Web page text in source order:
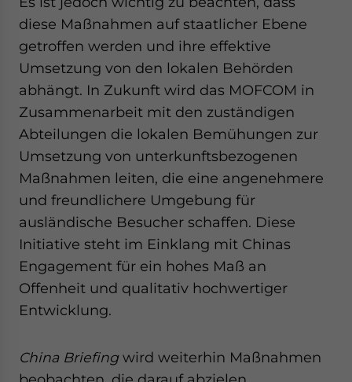
diese Maßnahmen auf staatlicher Ebene
getroffen werden und ihre effektive
Umsetzung von den lokalen Behörden
abhängt. In Zukunft wird das MOFCOM in
Zusammenarbeit mit den zuständigen
Abteilungen die lokalen Bemühungen zur
Umsetzung von unterkunftsbezogenen
Maßnahmen leiten, die eine angenehmere
und freundlichere Umgebung für
ausländische Besucher schaffen. Diese
Initiative steht im Einklang mit Chinas
Engagement für ein hohes Maß an
Offenheit und qualitativ hochwertiger
Entwicklung.
China Briefingwird weiterhin Maßnahmen